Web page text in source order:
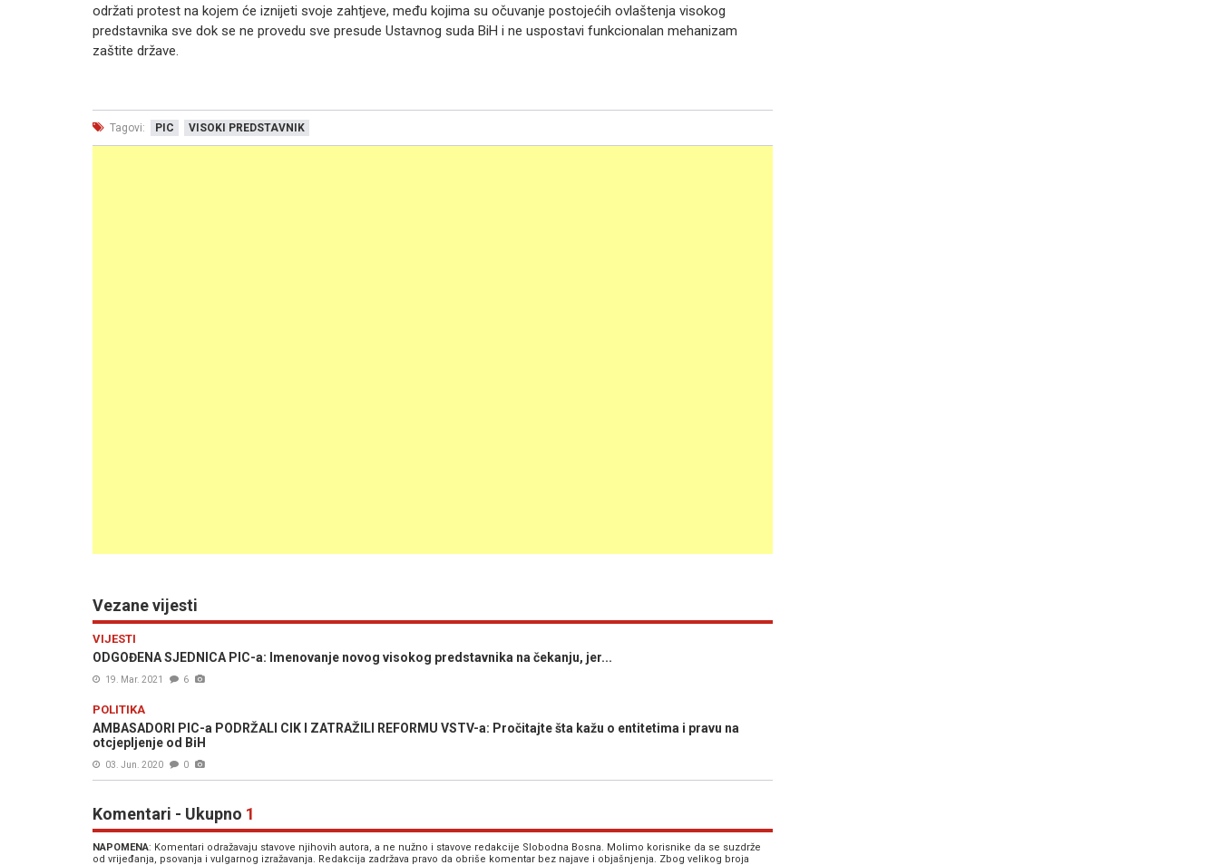
održati protest na kojem će iznijeti svoje zahtjeve, među kojima su očuvanje postojećih ovlaštenja visokog
predstavnika sve dok se ne provedu sve presude Ustavnog suda BiH i ne uspostavi funkcionalan mehanizam
zaštite države.
Tagovi: PIC VISOKI PREDSTAVNIK
Vezane vijesti
VIJESTI
ODGOĐENA SJEDNICA PIC-a: Imenovanje novog visokog predstavnika na čekanju, jer...
19. Mar. 2021 6
POLITIKA
AMBASADORI PIC-a PODRŽALI CIK I ZATRAŽILI REFORMU VSTV-a: Pročitajte šta kažu o entitetima i pravu na
otcjepljenje od BiH
03. Jun. 2020 0
Komentari - Ukupno 1
NAPOMENA: Komentari odražavaju stavove njihovih autora, a ne nužno i stavove redakcije Slobodna Bosna. Molimo korisnike da se suzdrže
od vrijeđanja, psovanja i vulgarnog izražavanja. Redakcija zadržava pravo da obriše komentar bez najave i objašnjenja. Zbog velikog broja